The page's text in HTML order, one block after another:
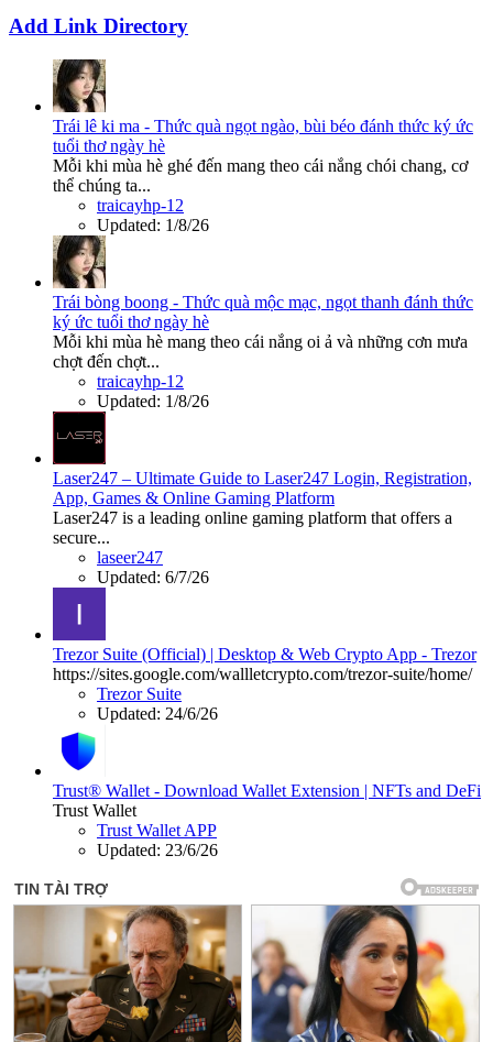
Add Link Directory
Trái lê ki ma - Thức quà ngọt ngào, bùi béo đánh thức ký ức
tuổi thơ ngày hè
Mỗi khi mùa hè ghé đến mang theo cái nắng chói chang, cơ
thể chúng ta...
traicayhp-12
Updated: 1/8/26
Trái bòng boong - Thức quà mộc mạc, ngọt thanh đánh thức
ký ức tuổi thơ ngày hè
Mỗi khi mùa hè mang theo cái nắng oi ả và những cơn mưa
chợt đến chợt...
traicayhp-12
Updated: 1/8/26
Laser247 – Ultimate Guide to Laser247 Login, Registration,
App, Games & Online Gaming Platform
Laser247 is a leading online gaming platform that offers a
secure...
laseer247
Updated: 6/7/26
Trezor Suite (Official) | Desktop & Web Crypto App - Trezor
https://sites.google.com/wallletcrypto.com/trezor-suite/home/
Trezor Suite
Updated: 24/6/26
Trust® Wallet - Download Wallet Extension | NFTs and DeFi
Trust Wallet
Trust Wallet APP
Updated: 23/6/26